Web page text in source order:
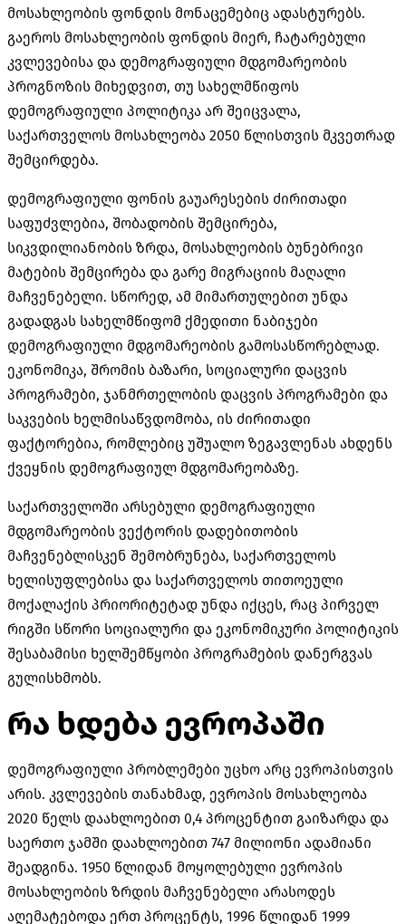
მოსახლეობის ფონდის მონაცემებიც ადასტურებს.
გაეროს მოსახლეობის ფონდის მიერ, ჩატარებული
კვლევებისა და დემოგრაფიული მდგომარეობის
პროგნოზის მიხედვით, თუ სახელმწიფოს
დემოგრაფიული პოლიტიკა არ შეიცვალა,
საქართველოს მოსახლეობა 2050 წლისთვის მკვეთრად
შემცირდება.
დემოგრაფიული ფონის გაუარესების ძირითადი
საფუძვლებია, შობადობის შემცირება,
სიკვდილიანობის ზრდა, მოსახლეობის ბუნებრივი
მატების შემცირება და გარე მიგრაციის მაღალი
მაჩვენებელი. სწორედ, ამ მიმართულებით უნდა
გადადგას სახელმწიფომ ქმედითი ნაბიჯები
დემოგრაფიული მდგომარეობის გამოსასწორებლად.
ეკონომიკა, შრომის ბაზარი, სოციალური დაცვის
პროგრამები, ჯანმრთელობის დაცვის პროგრამები და
საკვების ხელმისაწვდომობა, ის ძირითადი
ფაქტორებია, რომლებიც უშუალო ზეგავლენას ახდენს
ქვეყნის დემოგრაფიულ მდგომარეობაზე.
საქართველოში არსებული დემოგრაფიული
მდგომარეობის ვექტორის დადებითობის
მაჩვენებლისკენ შემობრუნება, საქართველოს
ხელისუფლებისა და საქართველოს თითოეული
მოქალაქის პრიორიტეტად უნდა იქცეს, რაც პირველ
რიგში სწორი სოციალური და ეკონომიკური პოლიტიკის
შესაბამისი ხელშემწყობი პროგრამების დანერგვას
გულისხმობს.
რა ხდება ევროპაში
დემოგრაფიული პრობლემები უცხო არც ევროპისთვის
არის. კვლევების თანახმად, ევროპის მოსახლეობა
2020 წელს დაახლოებით 0,4 პროცენტით გაიზარდა და
საერთო ჯამში დაახლოებით 747 მილიონი ადამიანი
შეადგინა. 1950 წლიდან მოყოლებული ევროპის
მოსახლეობის ზრდის მაჩვენებელი არასოდეს
აღემატებოდა ერთ პროცენტს, 1996 წლიდან 1999